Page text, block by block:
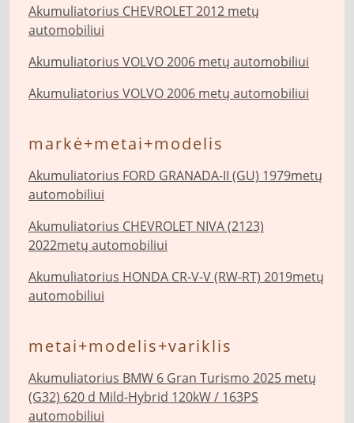
Akumuliatorius CHEVROLET 2012 metų
automobiliui
Akumuliatorius VOLVO 2006 metų automobiliui
Akumuliatorius VOLVO 2006 metų automobiliui
markė+metai+modelis
Akumuliatorius FORD GRANADA-II (GU) 1979metų
automobiliui
Akumuliatorius CHEVROLET NIVA (2123)
2022metų automobiliui
Akumuliatorius HONDA CR-V-V (RW-RT) 2019metų
automobiliui
metai+modelis+variklis
Akumuliatorius BMW 6 Gran Turismo 2025 metų
(G32) 620 d Mild-Hybrid 120kW / 163PS
automobiliui